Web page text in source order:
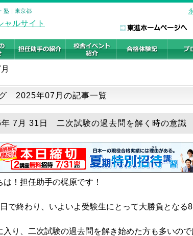
塾｜東京都
2025年07月の記事一覧
7月 31日 二次試験の過去問を解く時の意識
は！担任助手の梶原です！
で終わり、いよいよ受験生にとって大勝負となる8
入り、二次試験の過去問を解き始めた方も多いので